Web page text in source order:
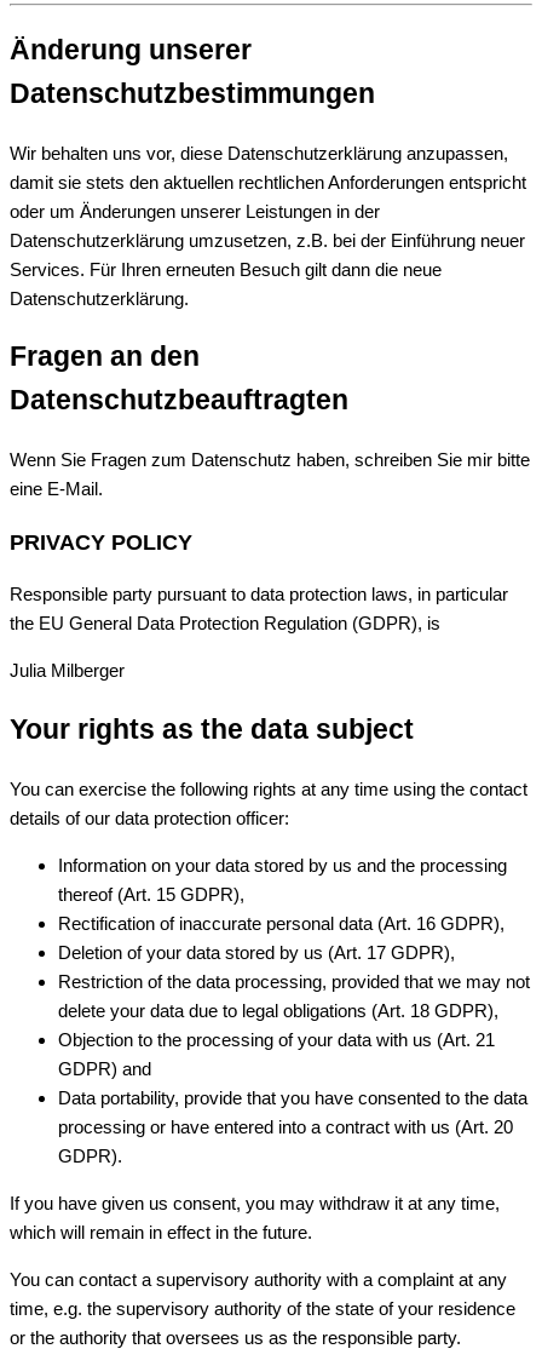
Änderung unserer
Datenschutzbestimmungen
Wir behalten uns vor, diese Datenschutzerklärung anzupassen,
damit sie stets den aktuellen rechtlichen Anforderungen entspricht
oder um Änderungen unserer Leistungen in der
Datenschutzerklärung umzusetzen, z.B. bei der Einführung neuer
Services. Für Ihren erneuten Besuch gilt dann die neue
Datenschutzerklärung.
Fragen an den
Datenschutzbeauftragten
Wenn Sie Fragen zum Datenschutz haben, schreiben Sie mir bitte
eine E-Mail.
PRIVACY POLICY
Responsible party pursuant to data protection laws, in particular
the EU General Data Protection Regulation (GDPR), is
Julia Milberger
Your rights as the data subject
You can exercise the following rights at any time using the contact
details of our data protection officer:
Information on your data stored by us and the processing
thereof (Art. 15 GDPR),
Rectification of inaccurate personal data (Art. 16 GDPR),
Deletion of your data stored by us (Art. 17 GDPR),
Restriction of the data processing, provided that we may not
delete your data due to legal obligations (Art. 18 GDPR),
Objection to the processing of your data with us (Art. 21
GDPR) and
Data portability, provide that you have consented to the data
processing or have entered into a contract with us (Art. 20
GDPR).
If you have given us consent, you may withdraw it at any time,
which will remain in effect in the future.
You can contact a supervisory authority with a complaint at any
time, e.g. the supervisory authority of the state of your residence
or the authority that oversees us as the responsible party.